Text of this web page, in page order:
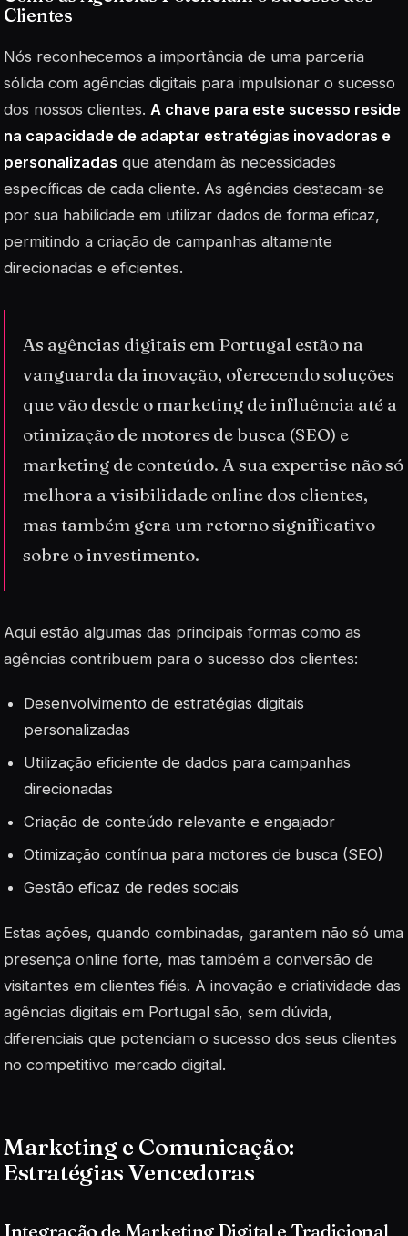
Clientes
Nós reconhecemos a importância de uma parceria
sólida com agências digitais para impulsionar o sucesso
dos nossos clientes. A chave para este sucesso reside
na capacidade de adaptar estratégias inovadoras e
personalizadas que atendam às necessidades
específicas de cada cliente. As agências destacam-se
por sua habilidade em utilizar dados de forma eficaz,
permitindo a criação de campanhas altamente
direcionadas e eficientes.
As agências digitais em Portugal estão na
vanguarda da inovação, oferecendo soluções
que vão desde o marketing de influência até a
otimização de motores de busca (SEO) e
marketing de conteúdo. A sua expertise não só
melhora a visibilidade online dos clientes,
mas também gera um retorno significativo
sobre o investimento.
Aqui estão algumas das principais formas como as
agências contribuem para o sucesso dos clientes:
Desenvolvimento de estratégias digitais
personalizadas
Utilização eficiente de dados para campanhas
direcionadas
Criação de conteúdo relevante e engajador
Otimização contínua para motores de busca (SEO)
Gestão eficaz de redes sociais
Estas ações, quando combinadas, garantem não só uma
presença online forte, mas também a conversão de
visitantes em clientes fiéis. A inovação e criatividade das
agências digitais em Portugal são, sem dúvida,
diferenciais que potenciam o sucesso dos seus clientes
no competitivo mercado digital.
Marketing e Comunicação:
Estratégias Vencedoras
Integração de Marketing Digital e Tradicional